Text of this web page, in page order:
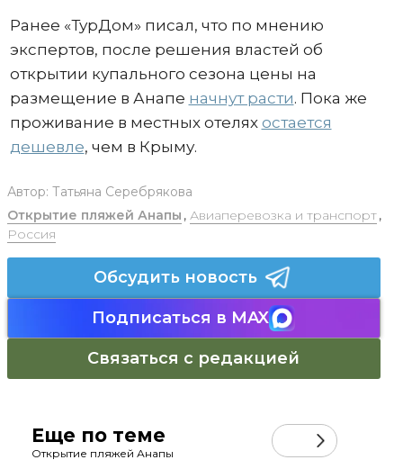
Ранее «ТурДом» писал, что по мнению
экспертов, после решения властей об
открытии купального сезона цены на
размещение в Анапе начнут расти. Пока же
проживание в местных отелях остается
дешевле, чем в Крыму.
Автор: Татьяна Серебрякова
Открытие пляжей Анапы , Авиаперевозка и транспорт,
Россия
Обсудить новость
Подписаться в MAX
Связаться с редакцией
Еще по теме
Открытие пляжей Анапы